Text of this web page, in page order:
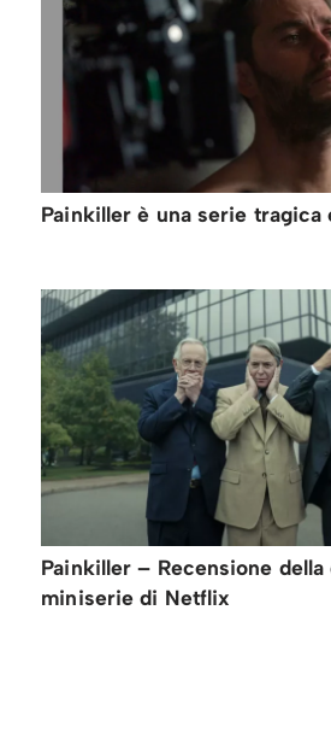
Painkiller è una serie tragica
Painkiller – Recensione della
miniserie di Netflix